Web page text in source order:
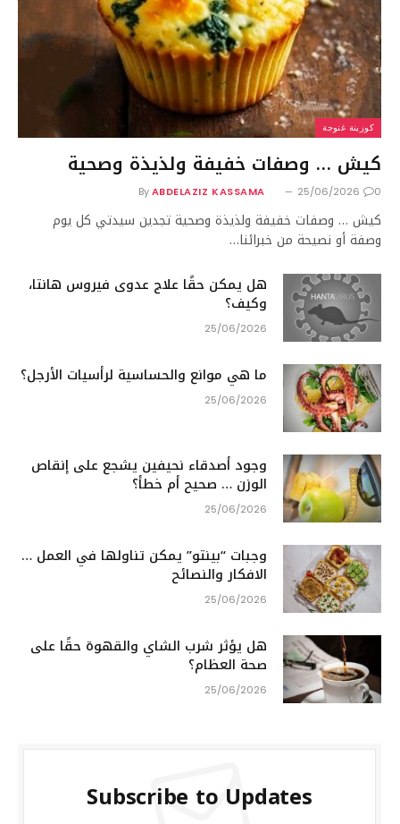
كوزينة غنوجة
كيش … وصفات خفيفة ولذيذة وصحية
By ABDELAZIZ KASSAMA 25/06/2026 0
كيش … وصفات خفيفة ولذيذة وصحية تجدين سيدتي كل يوم
وصفة أو نصيحة من خبرائنا…
هل يمكن حقًا علاج عدوى فيروس هانتا،
وكيف؟
25/06/2026
ما هي موانع والحساسية لرأسيات الأرجل؟
25/06/2026
وجود أصدقاء نحيفين يشجع على إنقاص
الوزن … صحيح أم خطأ؟
25/06/2026
وجبات “بينتو” يمكن تناولها في العمل …
الافكار والنصائح
25/06/2026
هل يؤثر شرب الشاي والقهوة حقًا على
صحة العظام؟
25/06/2026
Subscribe to Updates